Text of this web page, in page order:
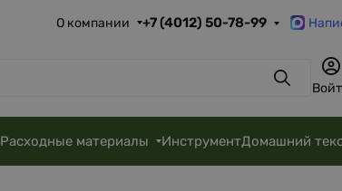
О компании +7 (4012) 50-78-99
Поиск
Расходные материалы ИнструментДомашний